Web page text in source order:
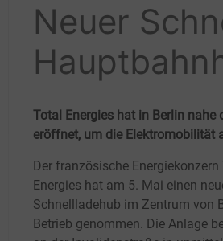
Neuer
Total Energies hat in Berlin
eröffnet, um die Elektromobilität
Der französische Energiekonzern
Energies hat am 5. Mai einen
Schnellladehub im Zentrum von
Betrieb genommen. Die Anlage